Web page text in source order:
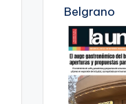
Belgrano